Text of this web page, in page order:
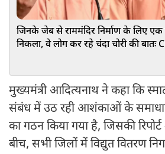
जिनके जेब से राममंदिर निर्माण के लिए एक
निकला, वे लोग कर रहे चंदा चोरी की बातः
मुख्यमंत्री आदित्यनाथ ने कहा कि
संबंध में उठ रही आशंकाओं के
का गठन किया गया है, जिसकी रिपोर्ट
बीच, सभी जिलों में विद्युत वितरण